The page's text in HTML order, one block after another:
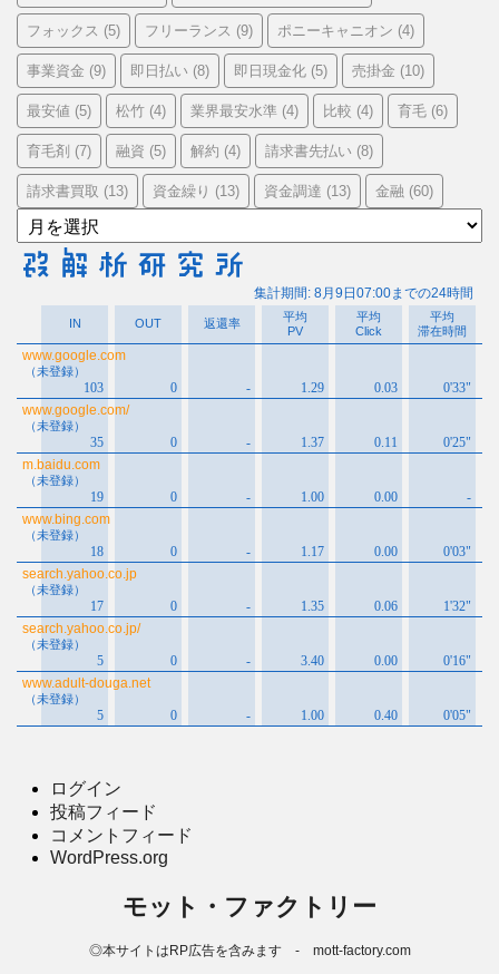
フォックス (5) フリーランス (9) ポニーキャニオン (4)
事業資金 (9) 即日払い (8) 即日現金化 (5) 売掛金 (10)
最安値 (5) 松竹 (4) 業界最安水準 (4) 比較 (4) 育毛 (6)
育毛剤 (7) 融資 (5) 解約 (4) 請求書先払い (8)
請求書買取 (13) 資金繰り (13) 資金調達 (13) 金融 (60)
ア
ー
カ
ログイン
投稿フィード
コメントフィード
WordPress.org
モット・ファクトリー
◎本サイトはRP広告を含みます - mott-factory.com